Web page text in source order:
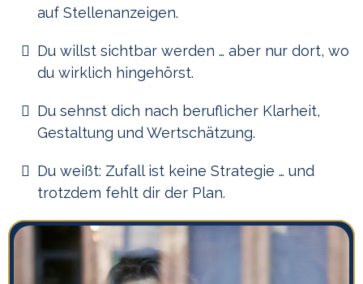
auf Stellenanzeigen.
Du willst sichtbar werden … aber nur dort, wo
du wirklich hingehörst.
Du sehnst dich nach beruflicher Klarheit,
Gestaltung und Wertschätzung.
Du weißt: Zufall ist keine Strategie … und
trotzdem fehlt dir der Plan.